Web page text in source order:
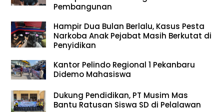
Pembangunan
Hampir Dua Bulan Berlalu, Kasus Pesta
Narkoba Anak Pejabat Masih Berkutat di
Penyidikan
Kantor Pelindo Regional 1 Pekanbaru
Didemo Mahasiswa
Dukung Pendidikan, PT Musim Mas
Bantu Ratusan Siswa SD di Pelalawan